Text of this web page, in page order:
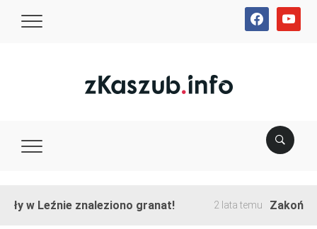
facebookyoutube
Leźnie znaleziono granat! 2 lata temu Zakończono